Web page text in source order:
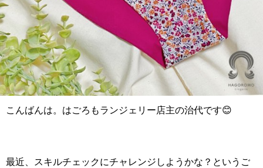
こんばんは。はごろもランジェリー店主の治代です😊
最近、スキルチェックにチャレンジしようかな？というご